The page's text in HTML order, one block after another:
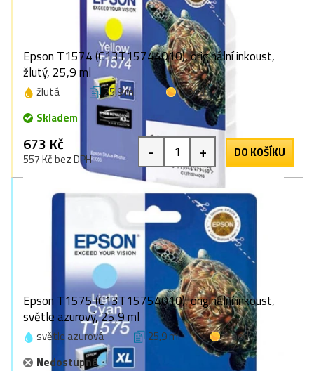
Epson T1574 (C13T15744010), originální inkoust,
žlutý, 25,9 ml
žlutá 25,9 ml
1 bod
Skladem
673 Kč
557 Kč bez DPH - + DO KOŠÍKU
Epson T1575 (C13T15754010), originální inkoust,
světle azurový, 25,9 ml
světle azurová 25,9 ml
1 bod
Nedostupné